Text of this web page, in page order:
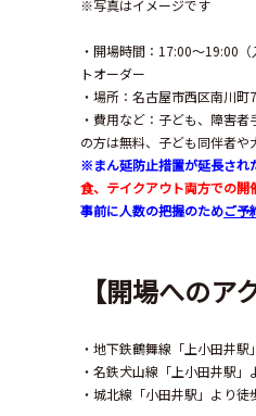
※写真はイメージです
・開場時間：17:00〜19:00
トオーダー
・場所：名古屋市西区南川
・費用など：子ども、障害
の方は無料、子ども同伴者
※まん延防止措置が延長され
食、テイクアウト両方での開
事前に人数の把握のためご予
【開場へのア
・地下鉄鶴舞線「上小田井駅
・名鉄犬山線「上小田井駅」
・城北線「小田井駅」より徒